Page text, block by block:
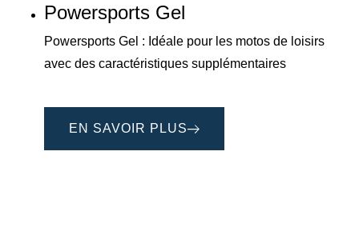
Powersports Gel
Powersports Gel : Idéale pour les motos de loisirs
avec des caractéristiques supplémentaires
EN SAVOIR PLUS